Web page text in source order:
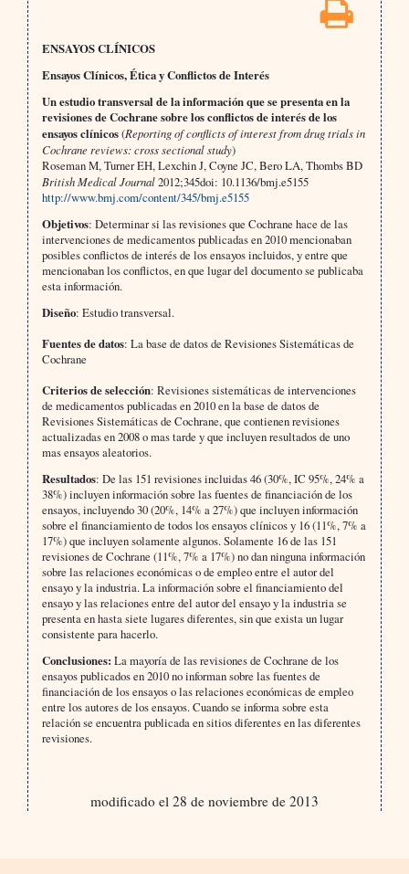
ENSAYOS CLÍNICOS
Ensayos Clínicos, Ética y Conflictos de Interés
Un estudio transversal de la información que se presenta en la
revisiones de Cochrane sobre los conflictos de interés de los
ensayos clínicos(Reporting of conflicts of interest from drug trials in
Cochrane reviews: cross sectional study)
Roseman M, Turner EH, Lexchin J, Coyne JC, Bero LA, Thombs BD
British Medical Journal2012;345doi: 10.1136/bmj.e5155
http://www.bmj.com/content/345/bmj.e5155
Objetivos: Determinar si las revisiones que Cochrane hace de las
intervenciones de medicamentos publicadas en 2010 mencionaban
posibles conflictos de interés de los ensayos incluidos, y entre que
mencionaban los conflictos, en que lugar del documento se publicaba
esta información.
Diseño: Estudio transversal.
Fuentes de datos: La base de datos de Revisiones Sistemáticas de
Cochrane
Criterios de selección: Revisiones sistemáticas de intervenciones
de medicamentos publicadas en 2010 en la base de datos de
Revisiones Sistemáticas de Cochrane, que contienen revisiones
actualizadas en 2008 o mas tarde y que incluyen resultados de uno
mas ensayos aleatorios.
Resultados: De las 151 revisiones incluidas 46 (30%, IC 95%, 24% a
38%) incluyen información sobre las fuentes de financiación de los
ensayos, incluyendo 30 (20%, 14% a 27%) que incluyen información
sobre el financiamiento de todos los ensayos clínicos y 16 (11%, 7% a
17%) que incluyen solamente algunos. Solamente 16 de las 151
revisiones de Cochrane (11%, 7% a 17%) no dan ninguna información
sobre las relaciones económicas o de empleo entre el autor del
ensayo y la industria. La información sobre el financiamiento del
ensayo y las relaciones entre del autor del ensayo y la industria se
presenta en hasta siete lugares diferentes, sin que exista un lugar
consistente para hacerlo.
Conclusiones: La mayoría de las revisiones de Cochrane de los
ensayos publicados en 2010 no informan sobre las fuentes de
financiación de los ensayos o las relaciones económicas de empleo
entre los autores de los ensayos. Cuando se informa sobre esta
relación se encuentra publicada en sitios diferentes en las diferentes
revisiones.
modificado el 28 de noviembre de 2013